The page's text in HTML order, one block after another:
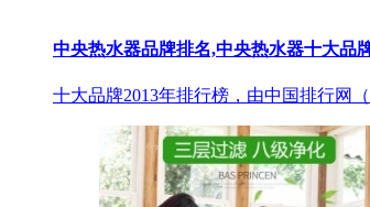
中央热水器品牌排名,中央热水器十大品
十大品牌2013年排行榜，由中国排行网